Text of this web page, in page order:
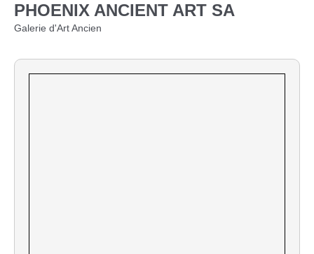
PHOENIX ANCIENT ART SA
Galerie d'Art Ancien